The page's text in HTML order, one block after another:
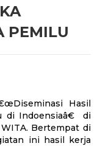
PEMILU
Hasil
di Indoensiaâ€ di
Bertempat di
ini hasil kerja